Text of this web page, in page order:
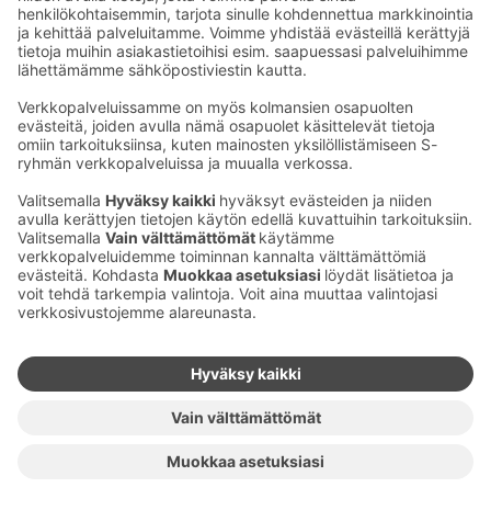
TAIZHOU WILLE SHOES CO., LTD.
CHINA
TAIZHOU ZHENGBIAO SHOES CO., LTD.
CHINA
TAIZHOU ZHENUOER SHOES CO., LTD.
CHINA
TIANJIN SHENGLAN GARMENTS CO. LTD
CHINA
TIMAX BRASSIERE CO., LTD